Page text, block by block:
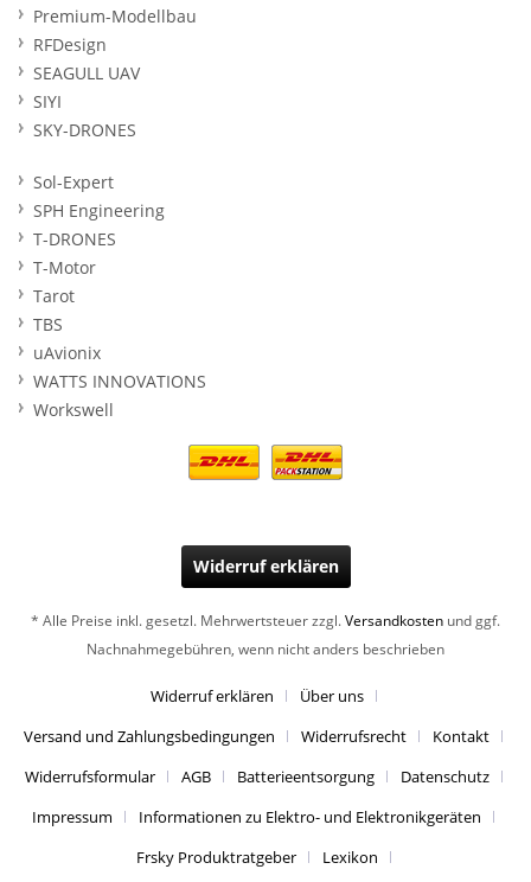
Premium-Modellbau
RFDesign
SEAGULL UAV
SIYI
SKY-DRONES
Sol-Expert
SPH Engineering
T-DRONES
T-Motor
Tarot
TBS
uAvionix
WATTS INNOVATIONS
Workswell
Widerruf erklären
* Alle Preise inkl. gesetzl. Mehrwertsteuer zzgl.Versandkosten und ggf.
Nachnahmegebühren, wenn nicht anders beschrieben
Widerruf erklären
Über uns
Versand und Zahlungsbedingungen
Widerrufsrecht
Kontakt
Widerrufsformular
AGB Batterieentsorgung
Datenschutz
Impressum
Informationen zu Elektro- und Elektronikgeräten
Frsky Produktratgeber
Lexikon